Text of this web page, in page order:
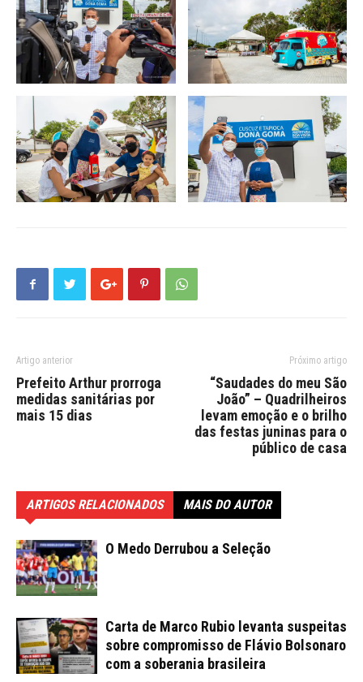
Artigo anterior
Prefeito Arthur prorroga
medidas sanitárias por
mais 15 dias
Próximo artigo
“Saudades do meu São
João” – Quadrilheiros
levam emoção e o brilho
das festas juninas para o
público de casa
ARTIGOS RELACIONADOS MAIS DO AUTOR
O Medo Derrubou a Seleção
Carta de Marco Rubio levanta suspeitas
sobre compromisso de Flávio Bolsonaro
com a soberania brasileira